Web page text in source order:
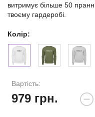
витримує більше 50
твоєму гардеробі.
Колір:
Вартість:
979грн.